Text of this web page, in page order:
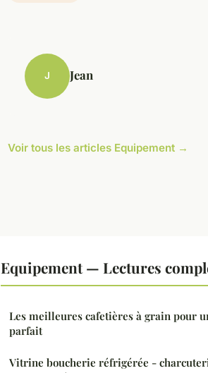
J Jean
Voir tous les articles Equipement →
Equipement — Lectures
Les meilleures cafetières à grain pour
parfait
Vitrine boucherie réfrigérée -